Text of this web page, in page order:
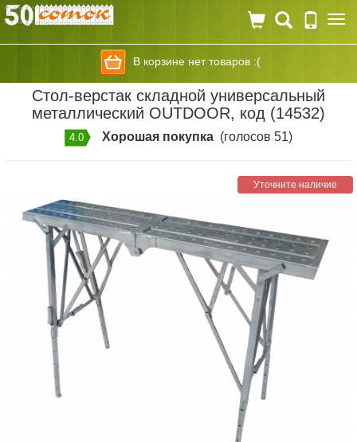
В корзине нет товаров :(
Стол-верстак складной универсальный
металлический OUTDOOR, код (14532)
4.0 Хорошая покупка (голосов 51)
Уточните наличие